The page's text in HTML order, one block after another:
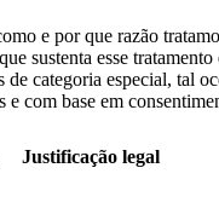
e por que razão
sustenta esse
categoria especial, tal
e com base em
Justificação legal